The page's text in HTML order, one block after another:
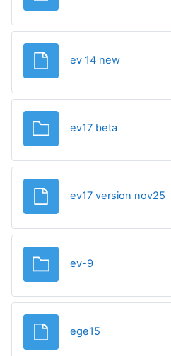
ev 14 newФайл
ev17 betaПапка
ev17 version nov25
ev-9Папка
ege15